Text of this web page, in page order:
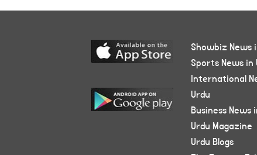
Showbiz News
Sports News in
International
Urdu
Business News
Urdu Magazine
Urdu Blogs